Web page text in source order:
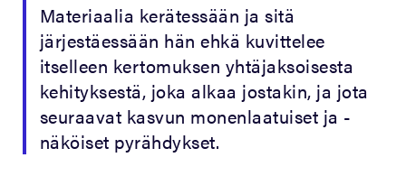
Materiaalia kerätessään ja sitä
järjestäessään hän ehkä kuvittelee
itselleen kertomuksen yhtäjaksoisesta
kehityksestä, joka alkaa jostakin, ja jota
seuraavat kasvun monenlaatuiset ja -
näköiset pyrähdykset.